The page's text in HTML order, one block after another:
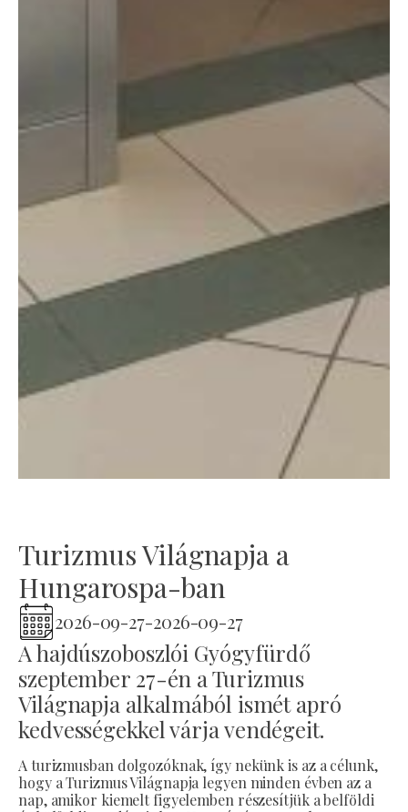
Turizmus Világnapja a
Hungarospa-ban
2026-09-27-2026-09-27
A hajdúszoboszlói Gyógyfürdő
szeptember 27-én a Turizmus
Világnapja alkalmából ismét apró
kedvességekkel várja vendégeit.
A turizmusban dolgozóknak, így nekünk is az a célunk,
hogy a Turizmus Világnapja legyen minden évben az a
nap, amikor kiemelt figyelemben részesítjük a belföldi